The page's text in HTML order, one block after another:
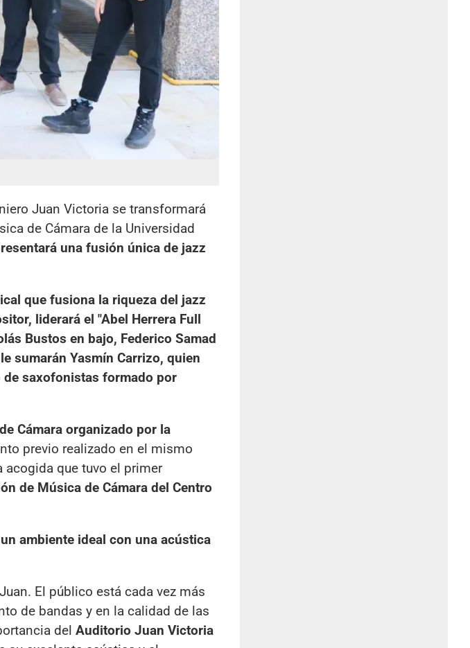
Juan Victoria se transformará
de Cámara de la Universidad
una fusión única de jazz
que fusiona la riqueza del jazz
liderará el "Abel Herrera Full
Bustos en bajo, Federico Samad
sumarán Yasmín Carrizo, quien
saxofonistas formado por
Cámara organizado por la
previo realizado en el mismo
acogida que tuvo el primer
de Música de Cámara del Centro
ambiente ideal con una acústica
El público está cada vez más
de bandas y en la calidad de las
del Auditorio Juan Victoria